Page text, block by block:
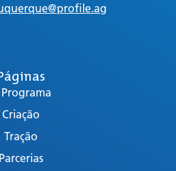
Criação
Tração
Parcerias